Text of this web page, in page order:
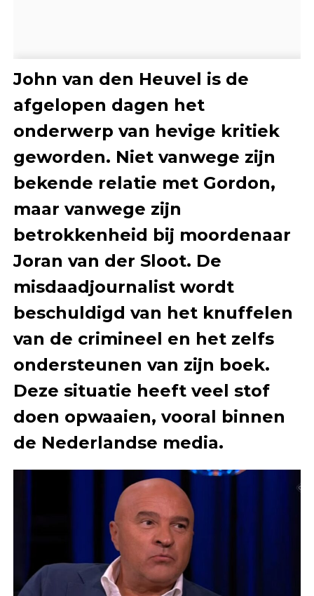
John van den Heuvel is de
afgelopen dagen het
onderwerp van hevige kritiek
geworden. Niet vanwege zijn
bekende relatie met Gordon,
maar vanwege zijn
betrokkenheid bij moordenaar
Joran van der Sloot. De
misdaadjournalist wordt
beschuldigd van het knuffelen
van de crimineel en het zelfs
ondersteunen van zijn boek.
Deze situatie heeft veel stof
doen opwaaien, vooral binnen
de Nederlandse media.